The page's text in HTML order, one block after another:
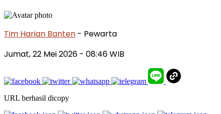
Tim Harian Banten - Pewarta
Jumat, 22 Mei 2026 - 08:46 WIB
URL berhasil dicopy